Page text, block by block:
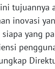
tujuannya
inovasi
yang